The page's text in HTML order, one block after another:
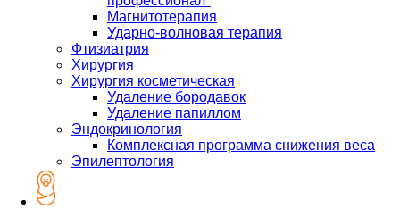
Магнитотерапия
Ударно-волновая терапия
Фтизиатрия
Хирургия
Хирургия косметическая
Удаление бородавок
Удаление папиллом
Эндокринология
Комплексная программа снижения веса
Эпилептология